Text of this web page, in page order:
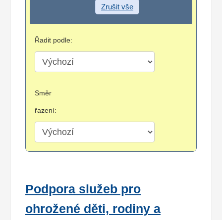
Zrušit vše
Řadit podle:
Směr
řazení:
Podpora služeb pro
ohrožené děti, rodiny a